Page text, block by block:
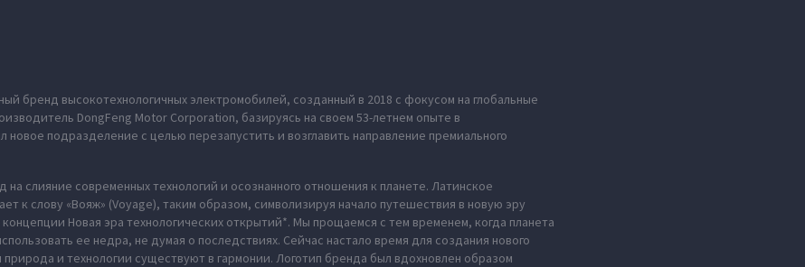
бренд высокотехнологичных электромобилей, созданный в 2018 с фокусом на глобальные
DongFeng Motor Corporation, базируясь на своем 53-летнем опыте в
подразделение с целью перезапустить и возглавить направление премиального
слияние современных технологий и осознанного отношения к планете. Латинское
к слову «Вояж» (Voyage), таким образом, символизируя начало путешествия в новую эру
Новая эра технологических открытий*. Мы прощаемся с тем временем, когда планета
ее недра, не думая о последствиях. Сейчас настало время для создания нового
и технологии существуют в гармонии. Логотип бренда был вдохновлен образом